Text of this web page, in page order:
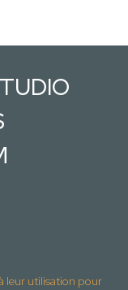
leur utilisation pour